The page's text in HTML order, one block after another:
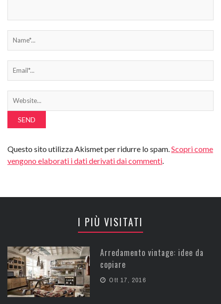
Questo sito utilizza Akismet per ridurre lo spam.Scopri come
vengono elaborati i dati derivati dai commenti.
I PIÙ VISITATI
Arredamento vintage: idee da
copiare
Ott 17, 2016